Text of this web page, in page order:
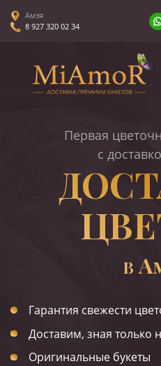
Амзя
8 927 320 02 34
Первая
с
В
Гарантия свежести
Доставим, зная только
Оригинальные букеты